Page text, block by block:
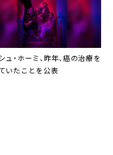
ュ・ホーミ、昨年、癌の治療を
いたことを公表